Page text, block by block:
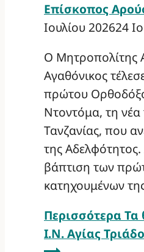
Επίσκοπος
Ιουλίου 202624
Ο Μητροπολίτης
Αγαθόνικος
πρώτου
Ντοντόμα, τη
Τανζανίας, που
της
βάπτιση των
κατηχουμένων
Περισσότερα Τα
Ι.Ν. Αγίας